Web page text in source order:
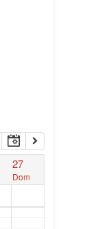
27
Dom